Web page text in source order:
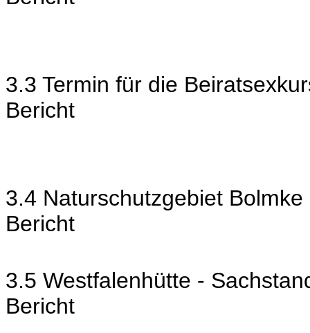
3.3 Termin für die
Bericht
3.4 Naturschutzgebiet
Bericht
3.5 Westfalenhütte -
Bericht